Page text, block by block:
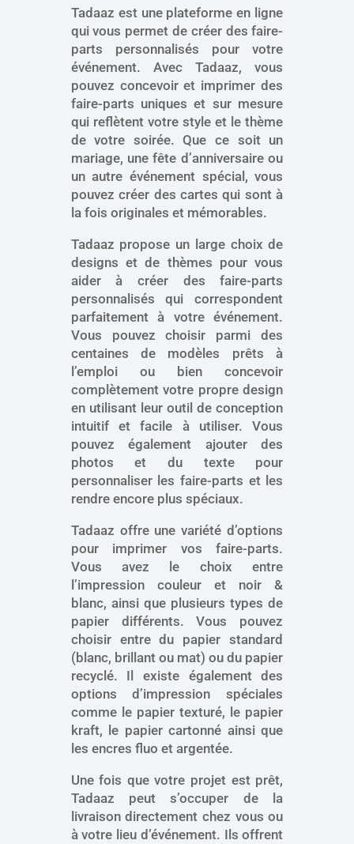
Tadaaz est une plateforme en ligne
qui vous permet de créer des faire-
parts personnalisés pour votre
événement. Avec Tadaaz, vous
pouvez concevoir et imprimer des
faire-parts uniques et sur mesure
qui reflètent votre style et le thème
de votre soirée. Que ce soit un
mariage, une fête d’anniversaire ou
un autre événement spécial, vous
pouvez créer des cartes qui sont à
la fois originales et mémorables.
Tadaaz propose un large choix de
designs et de thèmes pour vous
aider à créer des faire-parts
personnalisés qui correspondent
parfaitement à votre événement.
Vous pouvez choisir parmi des
centaines de modèles prêts à
l’emploi ou bien concevoir
complètement votre propre design
en utilisant leur outil de conception
intuitif et facile à utiliser. Vous
pouvez également ajouter des
photos et du texte pour
personnaliser les faire-parts et les
rendre encore plus spéciaux.
Tadaaz offre une variété d’options
pour imprimer vos faire-parts.
Vous avez le choix entre
l’impression couleur et noir &
blanc, ainsi que plusieurs types de
papier différents. Vous pouvez
choisir entre du papier standard
(blanc, brillant ou mat) ou du papier
recyclé. Il existe également des
options d’impression spéciales
comme le papier texturé, le papier
kraft, le papier cartonné ainsi que
les encres fluo et argentée.
Une fois que votre projet est prêt,
Tadaaz peut s’occuper de la
livraison directement chez vous ou
à votre lieu d’événement. Ils offrent